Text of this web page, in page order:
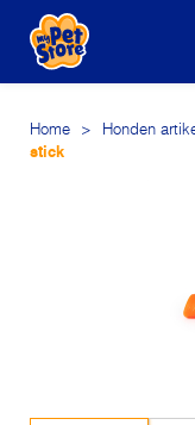
Home > Honden
stick